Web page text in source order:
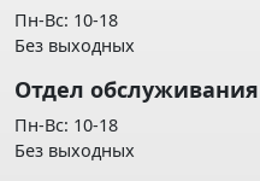
Пн-Вс: 10-18
Без выходных
Отдел обслуживания
Пн-Вс: 10-18
Без выходных